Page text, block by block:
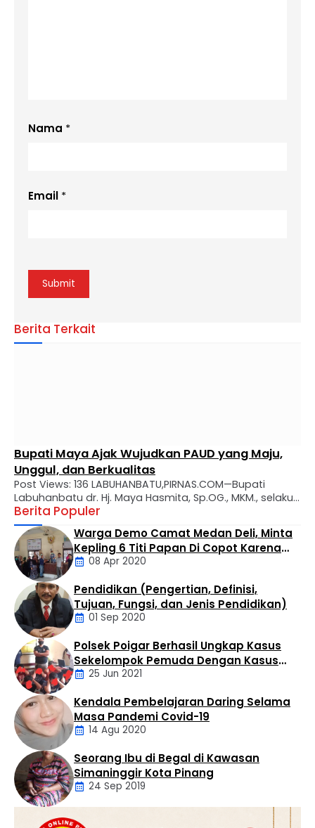
Nama *
Email *
Berita Terkait
Bupati Maya Ajak Wujudkan PAUD yang Maju,
Unggul, dan Berkualitas
Post Views: 136 LABUHANBATU,PIRNAS.COM—Bupati
Labuhanbatu dr. Hj. Maya Hasmita, Sp.OG., MKM., selaku
Bunda PAUD Kabupaten Labuhanbatu secara resmi
mengukuhkan Bunda Pendidikan Anak Usia Dini (PAUD)
tingkat kecamatan, desa, dan kelurahan se-Kabupaten
Labuhanbatu. Prosesi pengukuhan berlangsung di Aula
Rumah Dinas Bupati Labuhanbatu, Rabu (29/07).
Kegiatan tersebut turut dihadiri Ketua Tim Penggerak
PKK Kabupaten Labuhanbatu Ny. Wan …
Berita Populer
Daerah
Warga Demo Camat Medan Deli, Minta
Kepling 6 Titi Papan Di Copot Karena
Tak Perduli Sama Warganya
08 Apr 2020
Artikel
Pendidikan (Pengertian, Definisi,
Tujuan, Fungsi, dan Jenis Pendidikan)
01 Sep 2020
Daerah
Polsek Poigar Berhasil Ungkap Kasus
Sekelompok Pemuda Dengan Kasus
Pencabulan
25 Jun 2021
Artikel
Kendala Pembelajaran Daring Selama
Masa Pandemi Covid-19
14 Agu 2020
Daerah
Seorang Ibu di Begal di Kawasan
Simaninggir Kota Pinang
24 Sep 2019